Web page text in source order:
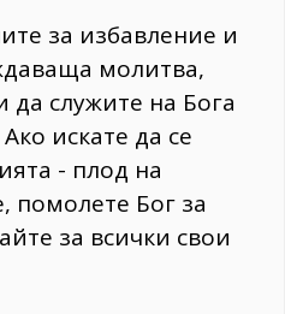
за избавление и
молитва,
служите на Бога
искате да се
- плод на
помолете Бог за
за всички свои